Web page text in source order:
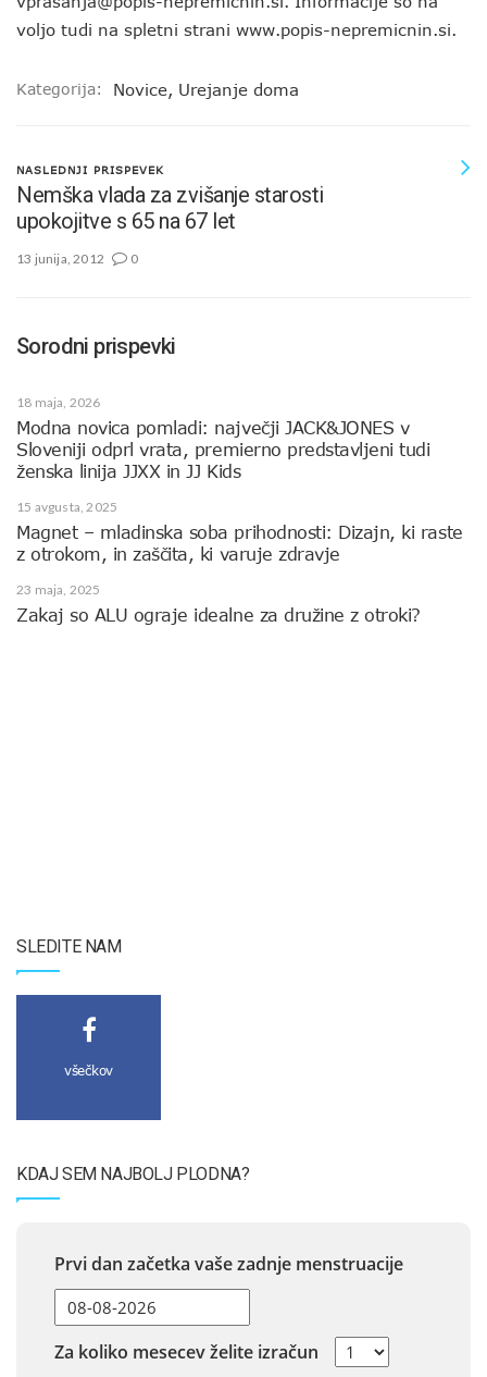
voljo tudi na spletni strani www.popis-nepremicnin.si.
Kategorija: Novice, Urejanje doma
NASLEDNJI PRISPEVEK
Nemška vlada za zvišanje starosti
upokojitve s 65 na 67 let
13 junija, 2012 0
Sorodni prispevki
18 maja, 2026
Modna novica pomladi: največji JACK&JONES v
Sloveniji odprl vrata, premierno predstavljeni tudi
ženska linija JJXX in JJ Kids
15 avgusta, 2025
Magnet – mladinska soba prihodnosti: Dizajn, ki raste
z otrokom, in zaščita, ki varuje zdravje
23 maja, 2025
Zakaj so ALU ograje idealne za družine z otroki?
SLEDITE NAM
všečkov
KDAJ SEM NAJBOLJ PLODNA?
Prvi dan začetka vaše zadnje menstruacije
Za koliko mesecev želite izračun